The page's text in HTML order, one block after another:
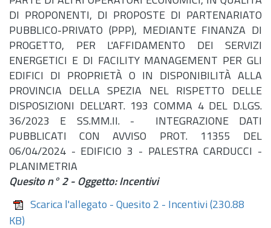
DI PROPONENTI, DI PROPOSTE DI PARTENARIATO
PUBBLICO-PRIVATO (PPP), MEDIANTE FINANZA DI
PROGETTO, PER L'AFFIDAMENTO DEI SERVIZI
ENERGETICI E DI FACILITY MANAGEMENT PER GLI
EDIFICI DI PROPRIETÀ O IN DISPONIBILITÀ ALLA
PROVINCIA DELLA SPEZIA NEL RISPETTO DELLE
DISPOSIZIONI DELL'ART. 193 COMMA 4 DEL D.LGS.
36/2023 E SS.MM.II. - INTEGRAZIONE DATI
PUBBLICATI CON AVVISO PROT. 11355 DEL
06/04/2024 - EDIFICIO 3 - PALESTRA CARDUCCI -
PLANIMETRIA
Quesito n° 2 - Oggetto: Incentivi
Scarica l'allegato - Quesito 2 - Incentivi (230.88
KB)